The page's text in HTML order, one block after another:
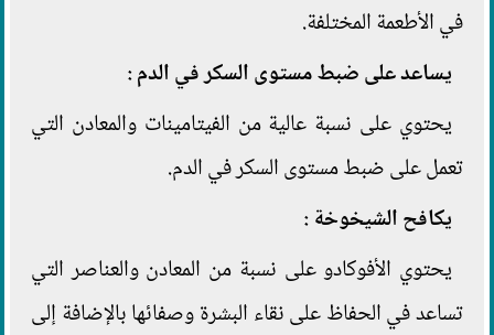
في الأطعمة المختلفة.
يساعد على ضبط مستوى السكر في الدم :
يحتوي على نسبة عالية من الفيتامينات والمعادن التي
تعمل على ضبط مستوى السكر في الدم.
يكافح الشيخوخة :
يحتوي الأفوكادو على نسبة من المعادن والعناصر التي
تساعد في الحفاظ على نقاء البشرة وصفائها بالإضافة إلى